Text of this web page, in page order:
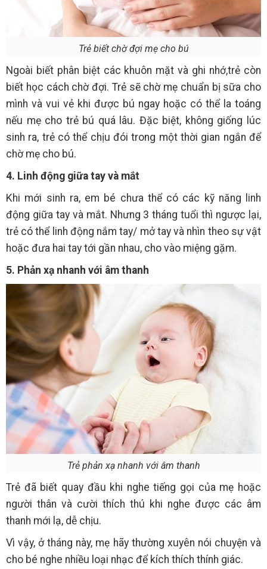
Trẻ biết chờ đợi mẹ cho bú
Ngoài biết phân biệt các khuôn mặt và ghi nhớ,trẻ còn
biết học cách chờ đợi. Trẻ sẽ chờ mẹ chuẩn bị sữa cho
mình và vui vẻ khi được bú ngay hoặc có thể la toáng
nếu mẹ cho trẻ bú quá lâu. Đặc biệt, không giống lúc
sinh ra, trẻ có thể chịu đói trong một thời gian ngắn để
chờ mẹ cho bú.
4. Linh động giữa tay và mắt
Khi mới sinh ra, em bé chưa thể có các kỹ năng linh
động giữa tay và mắt. Nhưng 3 tháng tuổi thì ngược lại,
trẻ có thể linh động nắm tay/ mở tay và nhìn theo sự vật
hoặc đưa hai tay tới gần nhau, cho vào miệng gặm.
5. Phản xạ nhanh với âm thanh
Trẻ phản xạ nhanh với âm thanh
Trẻ đã biết quay đầu khi nghe tiếng gọi của mẹ hoặc
người thân và cười thích thú khi nghe được các âm
thanh mới lạ, dễ chịu.
Vì vậy, ở tháng này, mẹ hãy thường xuyên nói chuyện và
cho bé nghe nhiều loại nhạc để kích thích thính giác.